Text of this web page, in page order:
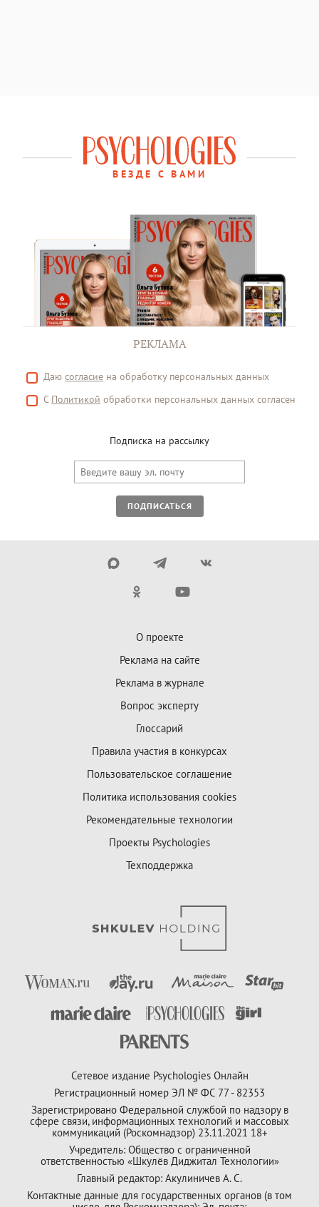
ВЕЗДЕ С ВАМИ
РЕКЛАМА
Даю согласие на обработку персональных данных
С Политикой обработки персональных данных согласен
Подписка на рассылку
ПОДПИСАТЬСЯ
О проекте
Реклама на сайте
Реклама в журнале
Вопрос эксперту
Глоссарий
Правила участия в конкурсах
Пользовательское соглашение
Политика использования cookies
Рекомендательные технологии
Проекты Psychologies
Техподдержка
Сетевое издание Psychologies Онлайн
Регистрационный номер ЭЛ № ФС 77 - 82353
Зарегистрировано Федеральной службой по надзору в
сфере связи, информационных технологий и массовых
коммуникаций (Роскомнадзор) 23.11.2021 18+
Учредитель: Общество с ограниченной
ответственностью «Шкулёв Диджитал Технологии»
Главный редактор: Акулиничев А. С.
Контактные данные для государственных органов (в том